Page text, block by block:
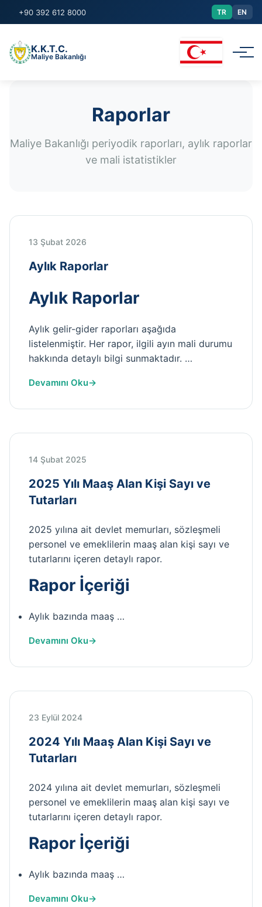
+90 392 612 8000 TR EN
K.K.T.C.
Maliye Bakanlığı
Yasalar/Genelgeler
Başvurular
İletişim
Raporlar
Maliye Bakanlığı periyodik raporları, aylık raporlar
ve mali istatistikler
13 Şubat 2026
Aylık Raporlar
Aylık Raporlar
Aylık gelir-gider raporları aşağıda
listelenmiştir. Her rapor, ilgili ayın mali durumu
hakkında detaylı bilgi sunmaktadır. …
Devamını Oku
14 Şubat 2025
2025 Yılı Maaş Alan Kişi Sayı ve
Tutarları
2025 yılına ait devlet memurları, sözleşmeli
personel ve emeklilerin maaş alan kişi sayı ve
tutarlarını içeren detaylı rapor.
Rapor İçeriği
Aylık bazında maaş …
Devamını Oku
23 Eylül 2024
2024 Yılı Maaş Alan Kişi Sayı ve
Tutarları
2024 yılına ait devlet memurları, sözleşmeli
personel ve emeklilerin maaş alan kişi sayı ve
tutarlarını içeren detaylı rapor.
Rapor İçeriği
Aylık bazında maaş …
Devamını Oku